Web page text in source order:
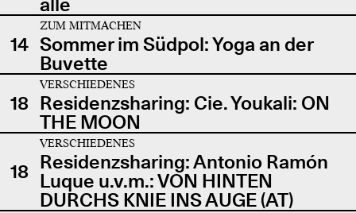
14
ZUM MITMACHEN
Sommer im Südpol: Yoga an der
Buvette
18
VERSCHIEDENES
Residenzsharing: Cie. Youkali: ON
THE MOON
18
VERSCHIEDENES
Residenzsharing: Antonio Ramón
Luque u.v.m.: VON HINTEN
DURCHS KNIE INS AUGE (AT)